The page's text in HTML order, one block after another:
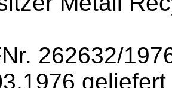
262632/